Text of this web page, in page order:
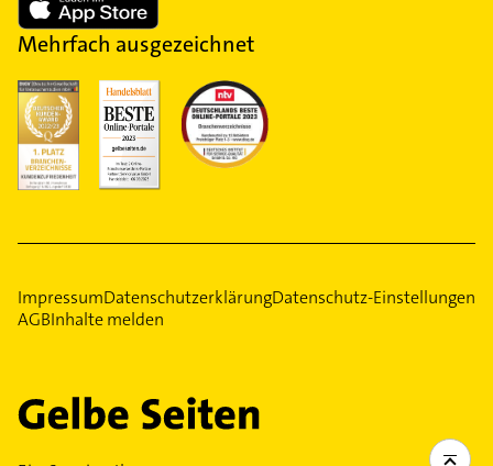
Mehrfach ausgezeichnet
ImpressumDatenschutzerklärungDatenschutz-Einstellungen
AGBInhalte melden